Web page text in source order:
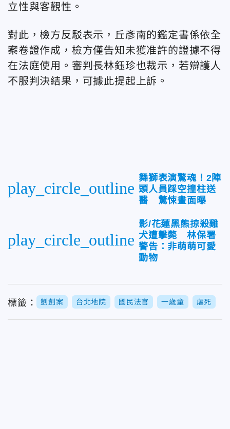
立性與客觀性。
對此，檢方反駁表示，丘彥南的鑑定書係依全
案卷證作成，檢方僅告知未獲准許的證據不得
在法庭使用。審判長林鈺珍也裁示，若辯護人
不服判決結果，可據此提起上訴。
play_circle_outline
舞獅表演驚魂！2陣
頭人員踩空撞柱送
醫 驚悚畫面曝
play_circle_outline
影/花蓮黑熊掠殺雞
犬遭擊斃 林保署
警告：非萌萌可愛
動物
標籤： 剴剴案 台北地院 國民法官 一歲童 虐死